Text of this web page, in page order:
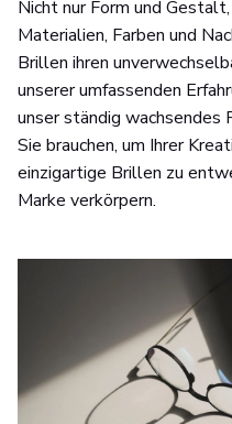
Nicht nur Form und
Materialien, Farben und
Brillen ihren
unserer umfassenden
unser ständig
Sie brauchen, um Ihrer
einzigartige Brillen zu
Marke verkörpern.